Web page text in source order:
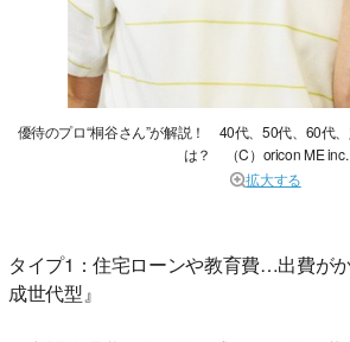
優待のプロ“桐谷さん”が解説！ 40代、50代、60代
は？ （C）oricon ME inc.
拡大する
タイプ1：住宅ローンや教育費…出費が
成世代型』